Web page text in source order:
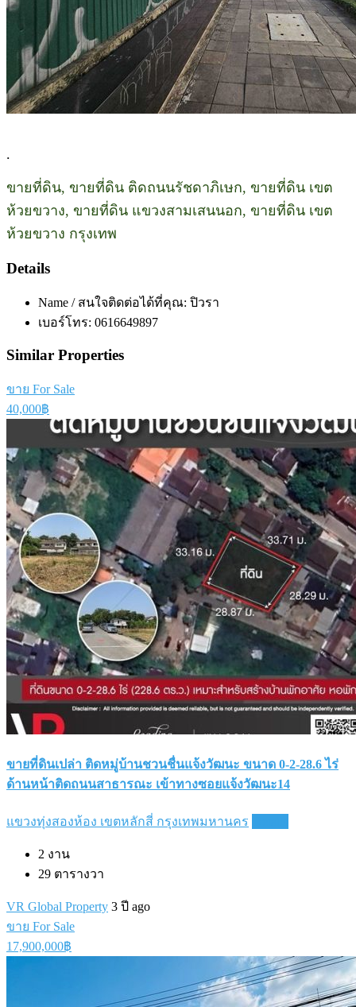
.
ขายที่ดิน, ขายที่ดิน ติดถนนรัชดาภิเษก, ขายที่ดิน เขต
ห้วยขวาง, ขายที่ดิน แขวงสามเสนนอก, ขายที่ดิน เขต
ห้วยขวาง กรุงเทพ
Details
Name / สนใจติดต่อได้ที่คุณ: ปิวรา
เบอร์โทร: 0616649897
Similar Properties
ขาย For Sale
40,000฿
ขายที่ดินเปล่า ติดหมู่บ้านชวนชื่นแจ้งวัฒนะ ขนาด 0-2-28.6 ไร่
ด้านหน้าติดถนนสาธารณะ เข้าทางซอยแจ้งวัฒนะ14
แขวงทุ่งสองห้อง เขตหลักสี่ กรุงเทพมหานคร
2 งาน
29 ตารางวา
VR Global Property 3 ปี ago
ขาย For Sale
17,900,000฿